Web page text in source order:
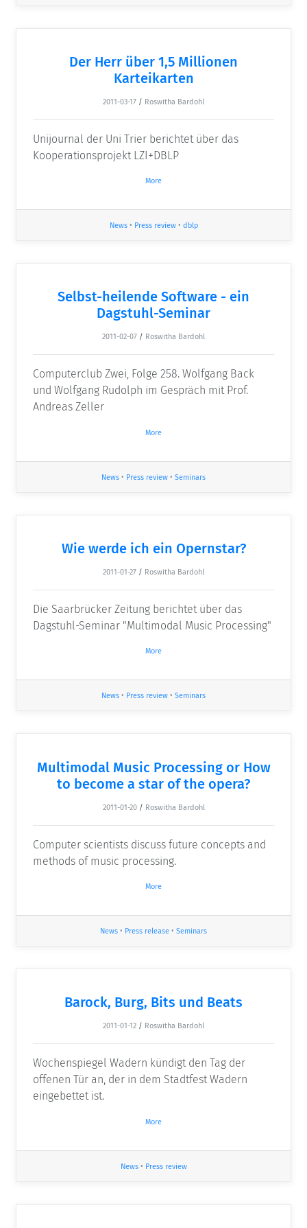
Der Herr über 1,5 Millionen
Karteikarten
2011-03-17 / Roswitha Bardohl
Unijournal der Uni Trier berichtet über das
Kooperationsprojekt LZI+DBLP
More
News• Press review• dblp
Selbst-heilende Software - ein
Dagstuhl-Seminar
2011-02-07 / Roswitha Bardohl
Computerclub Zwei, Folge 258. Wolfgang Back
und Wolfgang Rudolph im Gespräch mit Prof.
Andreas Zeller
More
News • Press review • Seminars
Wie werde ich ein Opernstar?
2011-01-27 / Roswitha Bardohl
Die Saarbrücker Zeitung berichtet über das
Dagstuhl-Seminar "Multimodal Music Processing"
More
News • Press review • Seminars
Multimodal Music Processing or How
to become a star of the opera?
2011-01-20 / Roswitha Bardohl
Computer scientists discuss future concepts and
methods of music processing.
More
News • Press release • Seminars
Barock, Burg, Bits und Beats
2011-01-12 / Roswitha Bardohl
Wochenspiegel Wadern kündigt den Tag der
offenen Tür an, der in dem Stadtfest Wadern
eingebettet ist.
More
News• Press review